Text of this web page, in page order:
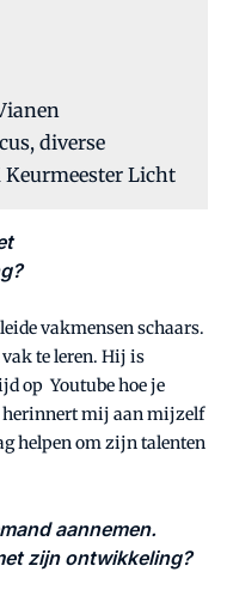
diverse
Licht
vakmensen schaars.
te leren. Hij is
op Youtube hoe je
herinnert mij aan mijzelf
helpen om zijn talenten
aannemen.
zijn ontwikkeling?